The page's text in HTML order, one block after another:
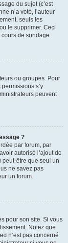
du sujet (c’est
n’a voté, l’auteur
seuls les
le supprimer. Ceci
de sondage.
ou groupes. Pour
s’y
peuvent
?
par forum, par
autorisé l’ajout de
peut-être que seul un
ne savez pas
un forum.
pour son site. Si vous
Notez que
n’est pas concerné